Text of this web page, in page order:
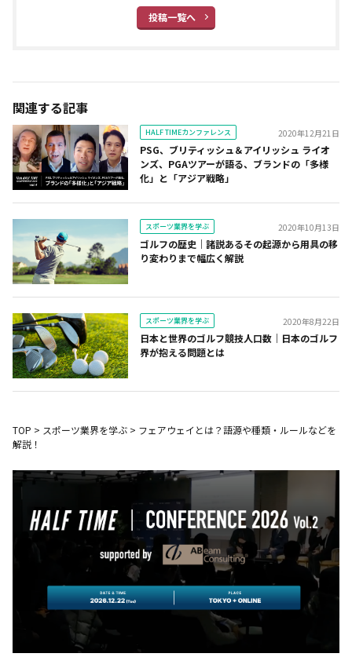
投稿一覧へ
関連する記事
HALF TIMEカンファレンス 2020年12月21日
PSG、ブリティッシュ＆アイリッシュ ライオ
ンズ、PGAツアーが語る、ブランドの「多様
化」と「アジア戦略」
スポーツ業界を学ぶ 2020年10月13日
ゴルフの歴史｜諸説あるその起源から用具の移
り変わりまで幅広く解説
スポーツ業界を学ぶ 2020年8月22日
日本と世界のゴルフ競技人口数｜日本のゴルフ
界が抱える問題とは
TOP > スポーツ業界を学ぶ > フェアウェイとは？語源や種類・ルールなどを
解説！